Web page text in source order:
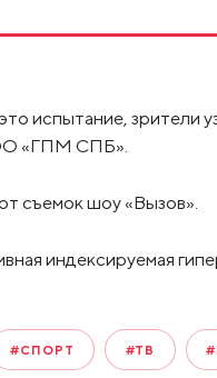
испытание, зрители
«ГПМ СПБ».
съемок шоу «Вызов».
индексируемая
#СПОРТ #ТВ